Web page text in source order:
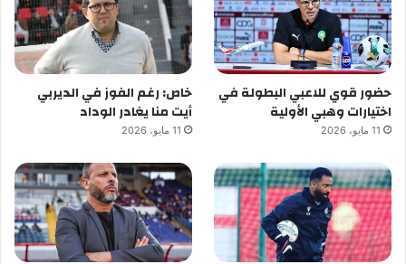
حضور قوي للاعبي البطولة في
اختيارات وهبي الأولية
11 مايو، 2026
خاص: رغم الفوز في الديربي
أيت منا يغادر الوداد
11 مايو، 2026